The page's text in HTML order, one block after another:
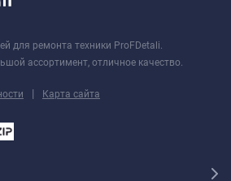
для ремонта техники ProFDetali.
ассортимент, отличное качество.
| Карта сайта